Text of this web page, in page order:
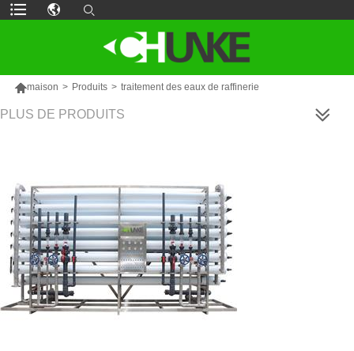
maison > Produits > traitement des eaux de raffinerie
PLUS DE PRODUITS